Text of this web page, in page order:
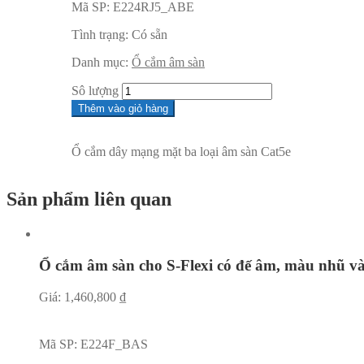
Mã SP: E224RJ5_ABE
Tình trạng: Có sẵn
Danh mục: Ổ cắm âm sàn
Sô lượng
Thêm vào giỏ hàng
Ổ cắm dây mạng mặt ba loại âm sàn Cat5e
Sản phẩm liên quan
Ổ cắm âm sàn cho S-Flexi có đế âm, màu nhũ
Giá: 1,460,800 ₫
Mã SP: E224F_BAS